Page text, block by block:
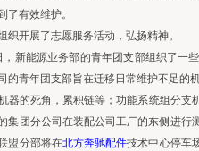
了有效维护。
织开展了志愿服务活动，弘扬精神。
，新能源业务部的青年团支部组织了一
的青年团支部旨在迁移日常维护不足的
器的死角，累积链等；功能系统组分支
集团分公司在装配公司工厂的东侧进
盟分部将在北方奔驰配件技术中心停车